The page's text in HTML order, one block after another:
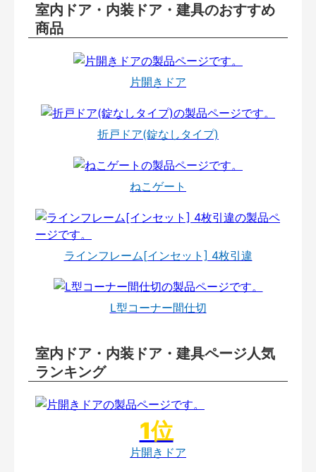
室内ドア・内装ドア・建具のおすすめ
商品
片開きドア
折戸ドア(錠なしタイプ)
ねこゲート
ラインフレーム[インセット] 4枚引違
L型コーナー間仕切
室内ドア・内装ドア・建具ページ人気
ランキング
片開きドア